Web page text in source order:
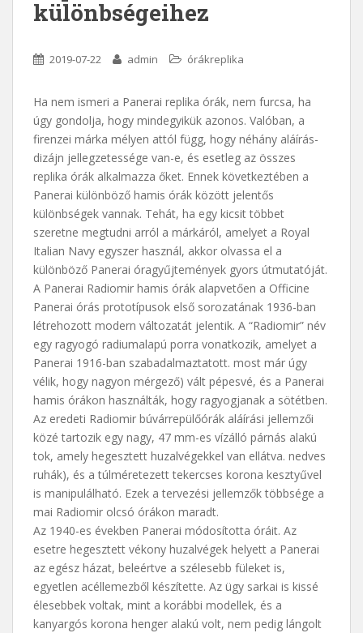
különbségeihez
2019-07-22 admin órák‎replika
Ha nem ismeri a Panerai replika órák, nem furcsa, ha
úgy gondolja, hogy mindegyikük azonos. Valóban, a
firenzei márka mélyen attól függ, hogy néhány aláírás-
dizájn jellegzetessége van-e, és esetleg az összes
replika órák alkalmazza őket. Ennek következtében a
Panerai különböző hamis órák között jelentős
különbségek vannak. Tehát, ha egy kicsit többet
szeretne megtudni arról a márkáról, amelyet a Royal
Italian Navy egyszer használ, akkor olvassa el a
különböző Panerai óragyűjtemények gyors útmutatóját.
A Panerai Radiomir hamis órák alapvetően a Officine
Panerai órás prototípusok első sorozatának 1936-ban
létrehozott modern változatát jelentik. A “Radiomir” név
egy ragyogó radiumalapú porra vonatkozik, amelyet a
Panerai 1916-ban szabadalmaztatott. most már úgy
vélik, hogy nagyon mérgező) vált pépesvé, és a Panerai
hamis órákon használták, hogy ragyogjanak a sötétben.
Az eredeti Radiomir búvárrepülőórák aláírási jellemzői
közé tartozik egy nagy, 47 mm-es vízálló párnás alakú
tok, amely hegesztett huzalvégekkel van ellátva. nedves
ruhák), és a túlméretezett tekercses korona kesztyűvel
is manipulálható. Ezek a tervezési jellemzők többsége a
mai Radiomir olcsó órákon maradt.
Az 1940-es években Panerai módosította óráit. Az
esetre hegesztett vékony huzalvégek helyett a Panerai
az egész házat, beleértve a szélesebb füleket is,
egyetlen acéllemezből készítette. Az ügy sarkai is kissé
élesebbek voltak, mint a korábbi modellek, és a
kanyargós korona henger alakú volt, nem pedig lángolt